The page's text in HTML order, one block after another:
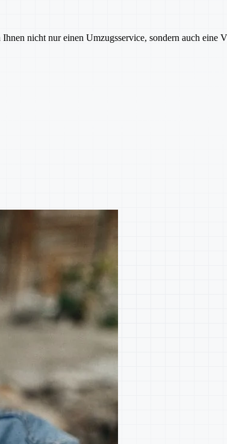
nicht nur einen Umzugsservice, sondern auch eine